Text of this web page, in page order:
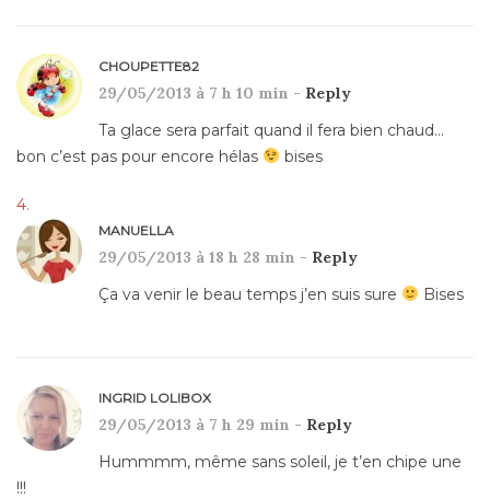
CHOUPETTE82
29/05/2013 à 7 h 10 min - Reply
Ta glace sera parfait quand il fera bien chaud…
bon c’est pas pour encore hélas
bises
MANUELLA
29/05/2013 à 18 h 28 min - Reply
Ça va venir le beau temps j’en suis sure
Bises
INGRID LOLIBOX
29/05/2013 à 7 h 29 min - Reply
Hummmm, même sans soleil, je t’en chipe une
!!!